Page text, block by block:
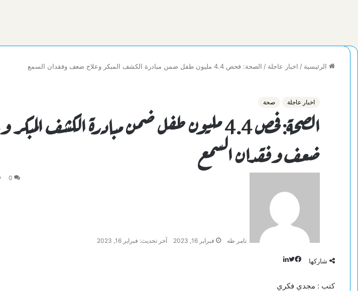
الرئيسية / اخبار عاجلة / الصحة: فحص 4.4 مليون طفل ضمن مبادرة الكشف المبكر وعلاج ضعف وفقدان السمع
اخبار عاجلة صحة
الصحة: فحص 4.4 مليون طفل ضمن مبادرة الكشف
ضعف وفقدان السمع
تامر طه فبراير 16, 2023 آخر تحديث: فبراير 16, 2023
0
شاركها فيسبوك
تويتر
لينكدإن
كتب : مجدي فكري